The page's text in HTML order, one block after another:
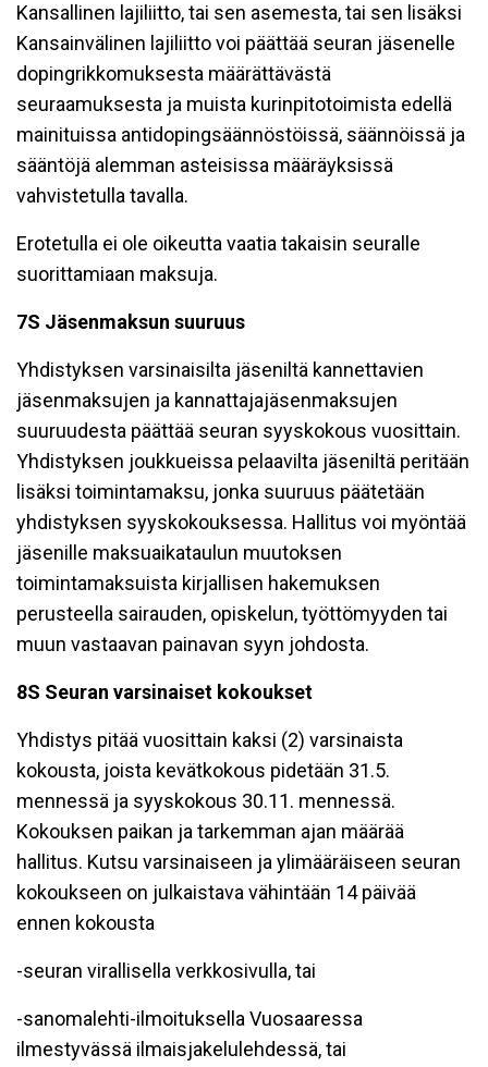
Kansallinen lajiliitto, tai sen asemesta, tai sen lisäksi
Kansainvälinen lajiliitto voi päättää seuran jäsenelle
dopingrikkomuksesta määrättävästä
seuraamuksesta ja muista kurinpitotoimista edellä
mainituissa antidopingsäännöstöissä, säännöissä ja
sääntöjä alemman asteisissa määräyksissä
vahvistetulla tavalla.
Erotetulla ei ole oikeutta vaatia takaisin seuralle
suorittamiaan maksuja.
7S Jäsenmaksun suuruus
Yhdistyksen varsinaisilta jäseniltä kannettavien
jäsenmaksujen ja kannattajajäsenmaksujen
suuruudesta päättää seuran syyskokous vuosittain.
Yhdistyksen joukkueissa pelaavilta jäseniltä peritään
lisäksi toimintamaksu, jonka suuruus päätetään
yhdistyksen syyskokouksessa. Hallitus voi myöntää
jäsenille maksuaikataulun muutoksen
toimintamaksuista kirjallisen hakemuksen
perusteella sairauden, opiskelun, työttömyyden tai
muun vastaavan painavan syyn johdosta.
8S Seuran varsinaiset kokoukset
Yhdistys pitää vuosittain kaksi (2) varsinaista
kokousta, joista kevätkokous pidetään 31.5.
mennessä ja syyskokous 30.11. mennessä.
Kokouksen paikan ja tarkemman ajan määrää
hallitus. Kutsu varsinaiseen ja ylimääräiseen seuran
kokoukseen on julkaistava vähintään 14 päivää
ennen kokousta
-seuran virallisella verkkosivulla, tai
-sanomalehti-ilmoituksella Vuosaaressa
ilmestyvässä ilmaisjakelulehdessä, tai